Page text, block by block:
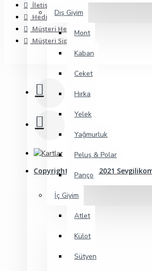
Dış Giyim
Mont
Kaban
Ceket
Hırka
Yelek
Yağmurluk
Peluş & Polar
Panço
İç Giyim
Atlet
Külot
Sütyen
İletişim
Hediye Çeki
Müşteri Hesabı
Müşteri Siparişleri
Copyright© 2009 - 2021